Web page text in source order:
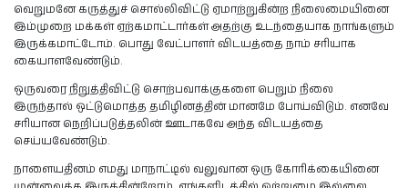
வெறுமனே கருத்துச் சொல்லிவிட்டு ஏமாற்றுகின்ற நிலைமையினை
இம்முறை மக்கள் ஏற்கமாட்டார்கள் அதற்கு உடந்தையாக நாங்களும்
இருக்கமாட்டோம். பொது வேட்பாளர் விடயத்தை நாம் சரியாக
கையாளவேண்டும்.
ஒருவரை நிறுத்திவிட்டு சொற்பவாக்குகளை பெறும் நிலை
இருந்தால் ஒட்டுமொத்த தமிழினத்தின் மானமே போய்விடும். எனவே
சரியான நெறிப்படுத்தலின் ஊடாகவே அந்த‌ விடயத்தை
செய்யவேண்டும்.
நாளையதினம் எமது மாநாட்டில் வலுவான ஒரு கோரிக்கையினை